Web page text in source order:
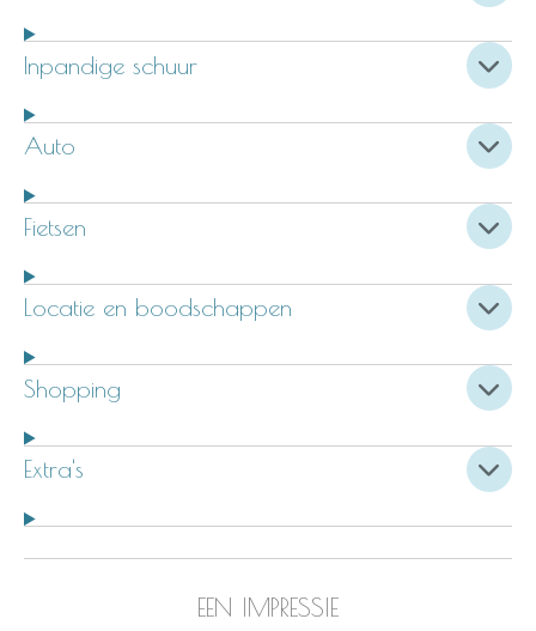
Inpandige schuur
Auto
Fietsen
Locatie en boodschappen
Shopping
Extra's
EEN IMPRESSIE